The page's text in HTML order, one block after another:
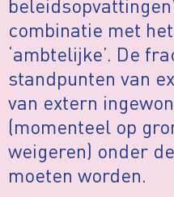
combinatie met
‘ambtelijke’. De
standpunten van
van extern
(momenteel op
weigeren) onder
moeten worden.